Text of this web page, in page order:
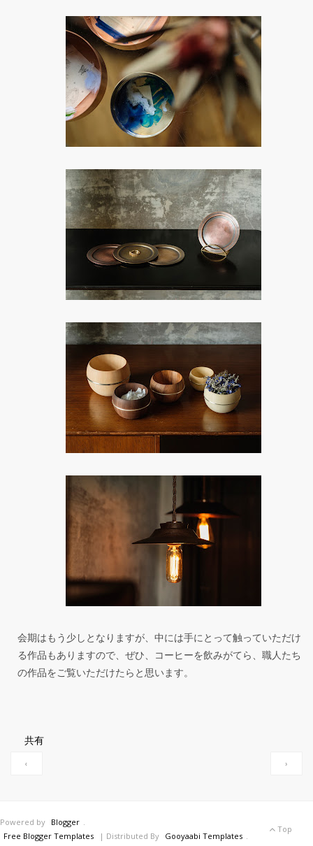
会期はもう少しとなりますが、中には手にとって触っていただけ
る作品もありますので、ぜひ、コーヒーを飲みがてら、職人たち
の作品をご覧いただけたらと思います。
共有
‹ ›
Powered by Blogger .
Free Blogger Templates
| Distributed By Gooyaabi Templates .
Top